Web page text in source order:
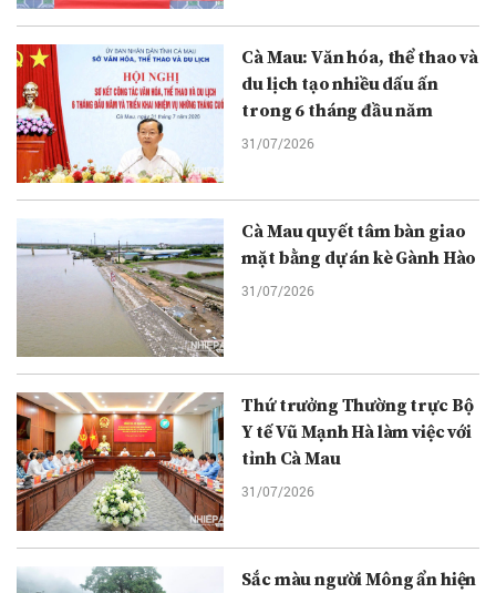
Cà Mau: Văn hóa, thể thao và
du lịch tạo nhiều dấu ấn
trong 6 tháng đầu năm
31/07/2026
Cà Mau quyết tâm bàn giao
mặt bằng dự án kè Gành Hào
31/07/2026
Thứ trưởng Thường trực Bộ
Y tế Vũ Mạnh Hà làm việc với
tỉnh Cà Mau
31/07/2026
Sắc màu người Mông ẩn hiện